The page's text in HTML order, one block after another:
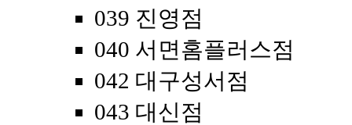
039 진영점
040 서면홈플러스점
042 대구성서점
043 대신점